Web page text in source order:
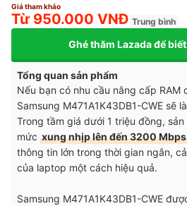
Giá tham khảo
Từ 950.000 VNĐ Trung bình
Ghé thăm Lazada để
Tổng quan sản phẩm
Nếu bạn có nhu cầu nâng cấp RAM
Samsung M471A1K43DB1-CWE sẽ
Trong tầm giá dưới 1 triệu đồng,
mức xung nhịp lên đến 3200 Mbps
thông tin lớn trong thời gian ngắn,
của laptop một cách hiệu quả.
Samsung M471A1K43DB1-CWE